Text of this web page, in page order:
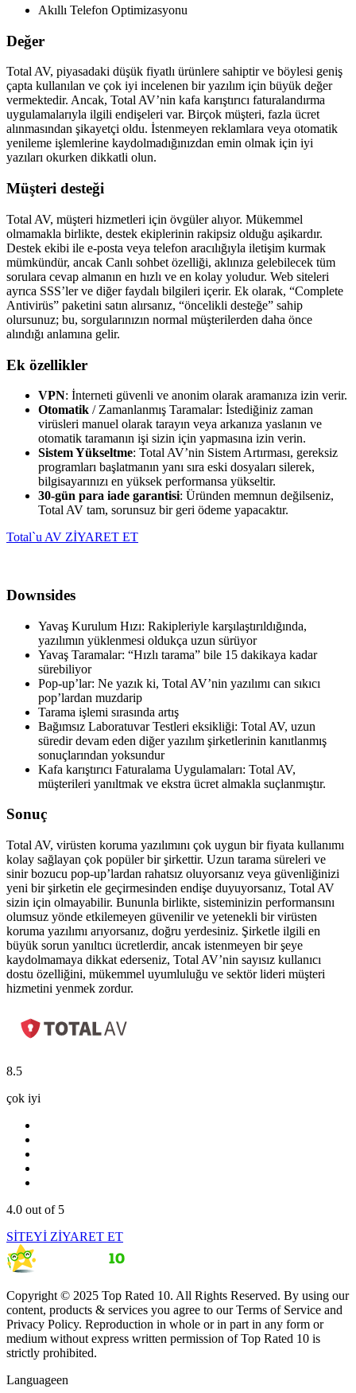
Akıllı Telefon Optimizasyonu
Değer
Total AV, piyasadaki düşük fiyatlı ürünlere sahiptir ve böylesi geniş
çapta kullanılan ve çok iyi incelenen bir yazılım için büyük değer
vermektedir. Ancak, Total AV’nin kafa karıştırıcı faturalandırma
uygulamalarıyla ilgili endişeleri var. Birçok müşteri, fazla ücret
alınmasından şikayetçi oldu. İstenmeyen reklamlara veya otomatik
yenileme işlemlerine kaydolmadığınızdan emin olmak için iyi
yazıları okurken dikkatli olun.
Müşteri desteği
Total AV, müşteri hizmetleri için övgüler alıyor. Mükemmel
olmamakla birlikte, destek ekiplerinin rakipsiz olduğu aşikardır.
Destek ekibi ile e-posta veya telefon aracılığıyla iletişim kurmak
mümkündür, ancak Canlı sohbet özelliği, aklınıza gelebilecek tüm
sorulara cevap almanın en hızlı ve en kolay yoludur. Web siteleri
ayrıca SSS’ler ve diğer faydalı bilgileri içerir. Ek olarak, “Complete
Antivirüs” paketini satın alırsanız, “öncelikli desteğe” sahip
olursunuz; bu, sorgularınızın normal müşterilerden daha önce
alındığı anlamına gelir.
Ek özellikler
VPN: İnterneti güvenli ve anonim olarak aramanıza izin verir.
Otomatik / Zamanlanmış Taramalar: İstediğiniz zaman
virüsleri manuel olarak tarayın veya arkanıza yaslanın ve
otomatik taramanın işi sizin için yapmasına izin verin.
Sistem Yükseltme: Total AV’nin Sistem Artırması, gereksiz
programları başlatmanın yanı sıra eski dosyaları silerek,
bilgisayarınızı en yüksek performansa yükseltir.
30-gün para iade garantisi: Üründen memnun değilseniz,
Total AV tam, sorunsuz bir geri ödeme yapacaktır.
Total`u AV ZİYARET ET
Downsides
Yavaş Kurulum Hızı: Rakipleriyle karşılaştırıldığında,
yazılımın yüklenmesi oldukça uzun sürüyor
Yavaş Taramalar: “Hızlı tarama” bile 15 dakikaya kadar
sürebiliyor
Pop-up’lar: Ne yazık ki, Total AV’nin yazılımı can sıkıcı
pop’lardan muzdarip
Tarama işlemi sırasında artış
Bağımsız Laboratuvar Testleri eksikliği: Total AV, uzun
süredir devam eden diğer yazılım şirketlerinin kanıtlanmış
sonuçlarından yoksundur
Kafa karıştırıcı Faturalama Uygulamaları: Total AV,
müşterileri yanıltmak ve ekstra ücret almakla suçlanmıştır.
Sonuç
Total AV, virüsten koruma yazılımını çok uygun bir fiyata kullanımı
kolay sağlayan çok popüler bir şirkettir. Uzun tarama süreleri ve
sinir bozucu pop-up’lardan rahatsız oluyorsanız veya güvenliğinizi
yeni bir şirketin ele geçirmesinden endişe duyuyorsanız, Total AV
sizin için olmayabilir. Bununla birlikte, sisteminizin performansını
olumsuz yönde etkilemeyen güvenilir ve yetenekli bir virüsten
koruma yazılımı arıyorsanız, doğru yerdesiniz. Şirketle ilgili en
büyük sorun yanıltıcı ücretlerdir, ancak istenmeyen bir şeye
kaydolmamaya dikkat ederseniz, Total AV’nin sayısız kullanıcı
dostu özelliğini, mükemmel uyumluluğu ve sektör lideri müşteri
hizmetini yenmek zordur.
8.5
çok iyi
4.0 out of 5
SİTEYİ ZİYARET ET
Copyright © 2025 Top Rated 10. All Rights Reserved. By using our
content, products & services you agree to our Terms of Service and
Privacy Policy. Reproduction in whole or in part in any form or
medium without express written permission of Top Rated 10 is
strictly prohibited.
Languageen